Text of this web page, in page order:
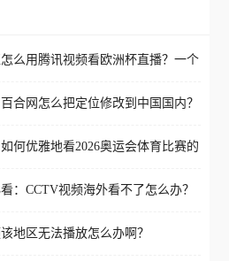
区工作、留学、定居等，都
权限制所困扰。
回国加速器，即可解决「海
版权限制」的问题，无论人
国、加拿大、澳大利亚、欧
学、定居等，都可以使用，
扰。
么用腾讯视频看欧洲杯直播？一个
合网怎么把定位修改到中国国内？
何优雅地看2026奥运会体育比赛的
：CCTV视频海外看不了怎么办？
地区无法播放怎么办啊？